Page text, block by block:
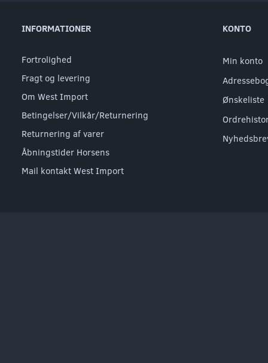
INFORMATIONER
Fortrolighed
Fragt og levering
Om West Import
Betingelser/Vilkår/Returnering
Returnering af varer
Åbningstider Horsens
Mail kontakt West Import
KONTO
Min konto
Ønskeliste